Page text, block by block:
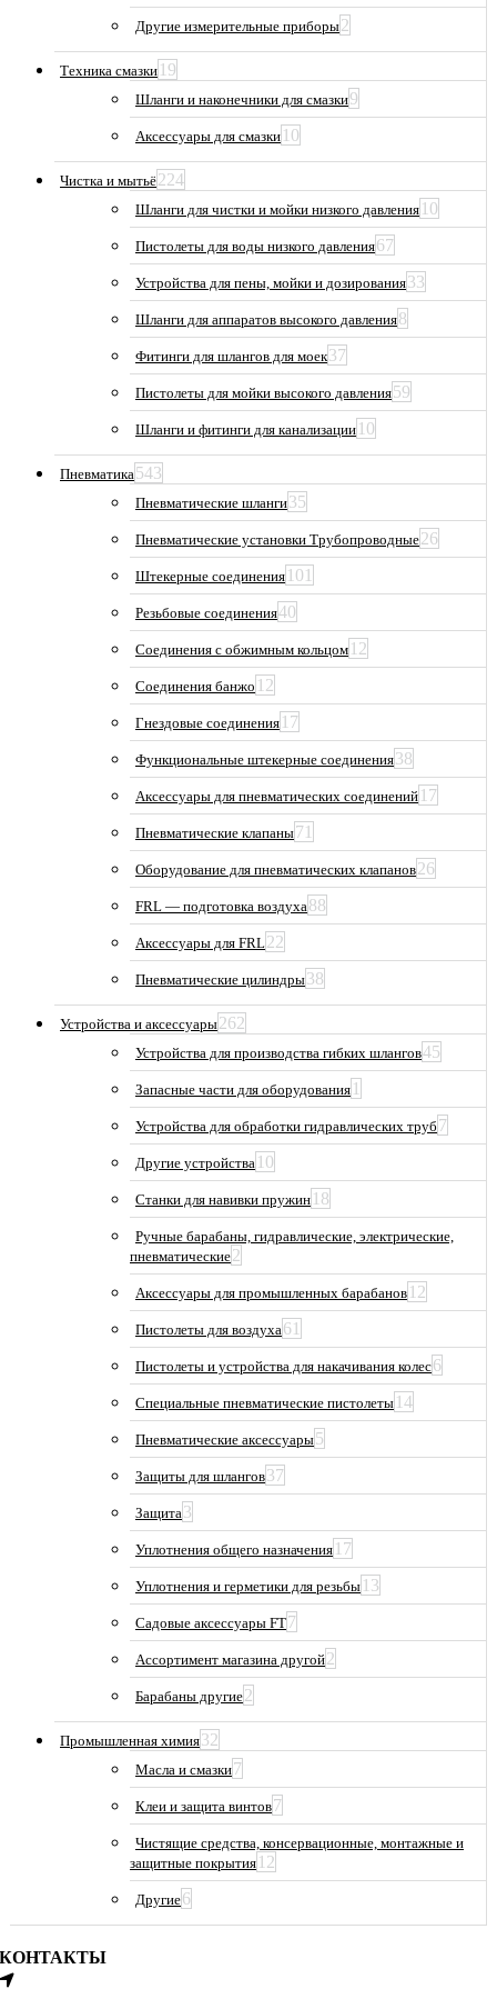
Другие измерительные приборы2
Техника смазки 19
Шланги и наконечники для смазки9
Аксессуары для смазки 10
Чистка и мытьё224
Шланги для чистки и мойки низкого давления 10
Пистолеты для воды низкого давления67
Устройства для пены, мойки и дозирования33
Шланги для аппаратов высокого давления8
Фитинги для шлангов для моек37
Пистолеты для мойки высокого давления59
Шланги и фитинги для канализации 10
Пневматика543
Пневматические шланги35
Пневматические установки Трубопроводные26
Штекерные соединения 101
Резьбовые соединения40
Соединения с обжимным кольцом 12
Соединения банжо 12
Гнездовые соединения 17
Функциональные штекерные соединения38
Аксессуары для пневматических соединений 17
Пневматические клапаны71
Оборудование для пневматических клапанов26
FRL — подготовка воздуха88
Аксессуары для FRL22
Пневматические цилиндры38
Устройства и аксессуары262
Устройства для производства гибких шлангов45
Запасные части для оборудования 1
Устройства для обработки гидравлических труб 7
Другие устройства 10
Станки для навивки пружин 18
Ручные барабаны, гидравлические, электрические,
пневматические2
Аксессуары для промышленных барабанов 12
Пистолеты для воздуха61
Пистолеты и устройства для накачивания колес6
Специальные пневматические пистолеты 14
Пневматические аксессуары5
Защиты для шлангов37
Защита3
Уплотнения общего назначения 17
Уплотнения и герметики для резьбы 13
Садовые аксессуары FT7
Ассортимент магазина другой2
Барабаны другие2
Промышленная химия32
Масла и смазки7
Клеи и защита винтов7
Чистящие средства, консервационные, монтажные и
защитные покрытия 12
Другие6
КОНТАКТЫ